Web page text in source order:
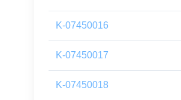
K-07450016
K-07450017
K-07450018